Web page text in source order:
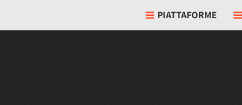
PIATTAFORME